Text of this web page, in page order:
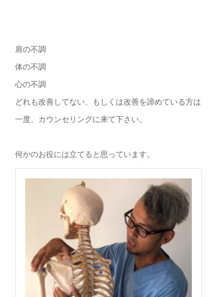
肩の不調
体の不調
心の不調
どれも改善してない、もしくは改善を諦めている方は
一度、カウンセリングに来て下さい。
何かのお役には立てると思っています。